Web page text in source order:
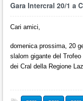
Gara Intercral 20/1 a
Cari amici,
domenica prossima, 20
slalom gigante del
dei Cral della Regione